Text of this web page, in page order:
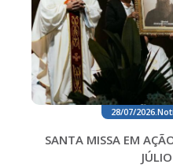
28/07/2026.
SANTA MISSA EM